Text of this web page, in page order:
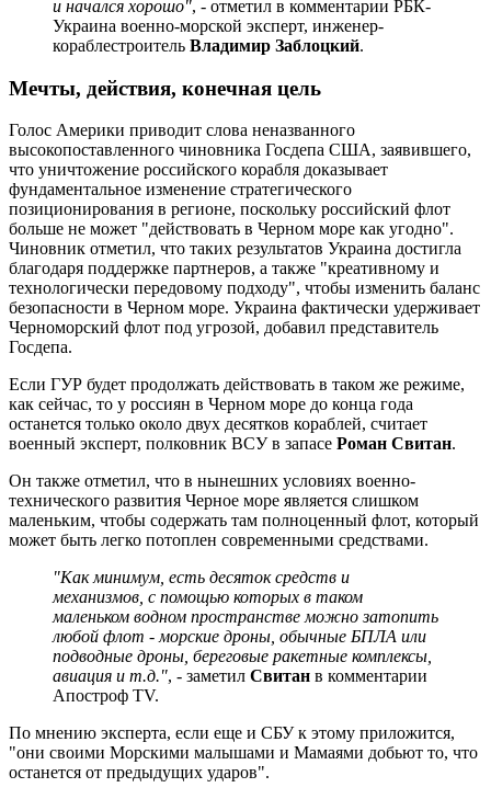
и начался хорошо", - отметил в комментарии РБК-
Украина военно-морской эксперт, инженер-
кораблестроитель Владимир Заблоцкий.
Мечты, действия, конечная цель
Голос Америки приводит слова неназванного
высокопоставленного чиновника Госдепа США, заявившего,
что уничтожение российского корабля доказывает
фундаментальное изменение стратегического
позиционирования в регионе, поскольку российский флот
больше не может "действовать в Черном море как угодно".
Чиновник отметил, что таких результатов Украина достигла
благодаря поддержке партнеров, а также "креативному и
технологически передовому подходу", чтобы изменить баланс
безопасности в Черном море. Украина фактически удерживает
Черноморский флот под угрозой, добавил представитель
Госдепа.
Если ГУР будет продолжать действовать в таком же режиме,
как сейчас, то у россиян в Черном море до конца года
останется только около двух десятков кораблей, считает
военный эксперт, полковник ВСУ в запасе Роман Свитан.
Он также отметил, что в нынешних условиях военно-
технического развития Черное море является слишком
маленьким, чтобы содержать там полноценный флот, который
может быть легко потоплен современными средствами.
"Как минимум, есть десяток средств и
механизмов, с помощью которых в таком
маленьком водном пространстве можно затопить
любой флот - морские дроны, обычные БПЛА или
подводные дроны, береговые ракетные комплексы,
авиация и т.д.", - заметил Свитан в комментарии
Апостроф TV.
По мнению эксперта, если еще и СБУ к этому приложится,
"они своими Морскими малышами и Мамаями добьют то, что
останется от предыдущих ударов".